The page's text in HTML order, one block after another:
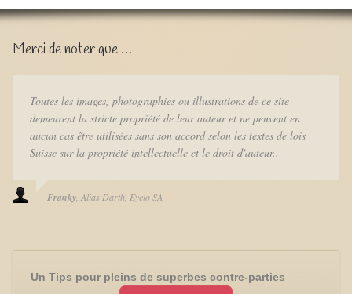
Merci de noter que …
Toutes les images, photographies ou illustrations de ce site
demeurent la stricte propriété de leur auteur et ne peuvent en
aucun cas être utilisées sans son accord selon les textes de lois
Suisse sur la propriété intellectuelle et le droit d'auteur..
Franky Alias Darth Eyelo SA
Un Tips pour pleins de superbes contre-parties